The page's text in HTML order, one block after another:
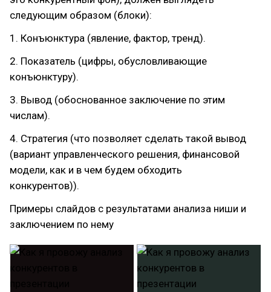
следующим образом (блоки):
1. Конъюнктура (явление, фактор, тренд).
2. Показатель (цифры, обусловливающие
конъюнктуру).
3. Вывод (обоснованное заключение по этим
числам).
4. Стратегия (что позволяет сделать такой вывод
(вариант управленческого решения, финансовой
модели, как и в чем будем обходить
конкурентов)).
Примеры слайдов с результатами анализа ниши и
заключением по нему